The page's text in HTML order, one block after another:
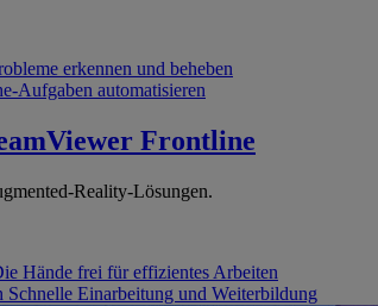
erkennen und beheben
Aufgaben automatisieren
Frontline
Reality-Lösungen.
Hände frei für effizientes Arbeiten
Schnelle Einarbeitung und Weiterbildung